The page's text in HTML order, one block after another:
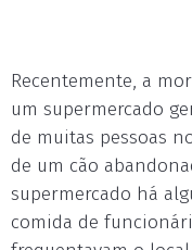
Recentemente, a
um supermercado
de muitas pessoas
de um cão
supermercado há
comida de